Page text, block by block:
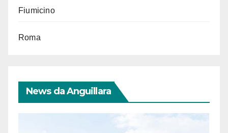
Fiumicino
Roma
News da Anguillara